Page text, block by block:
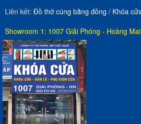
Liên kết: Đồ thờ cúng bằng đồng / Khóa
Showroom 1: 1007 Giải Phóng - Hoàng